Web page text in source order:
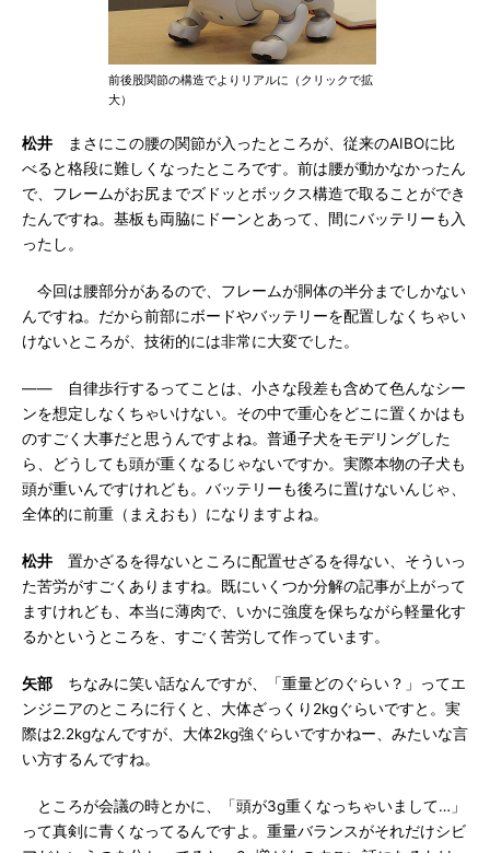
前後股関節の構造でよりリアルに（クリックで拡
大）
松井 まさにこの腰の関節が入ったところが、従来のAIBOに比
べると格段に難しくなったところです。前は腰が動かなかったん
で、フレームがお尻までズドッとボックス構造で取ることができ
たんですね。基板も両脇にドーンとあって、間にバッテリーも入
ったし。
今回は腰部分があるので、フレームが胴体の半分までしかない
んですね。だから前部にボードやバッテリーを配置しなくちゃい
けないところが、技術的には非常に大変でした。
―― 自律歩行するってことは、小さな段差も含めて色んなシー
ンを想定しなくちゃいけない。その中で重心をどこに置くかはも
のすごく大事だと思うんですよね。普通子犬をモデリングした
ら、どうしても頭が重くなるじゃないですか。実際本物の子犬も
頭が重いんですけれども。バッテリーも後ろに置けないんじゃ、
全体的に前重（まえおも）になりますよね。
松井 置かざるを得ないところに配置せざるを得ない、そういっ
た苦労がすごくありますね。既にいくつか分解の記事が上がって
ますけれども、本当に薄肉で、いかに強度を保ちながら軽量化す
るかというところを、すごく苦労して作っています。
矢部 ちなみに笑い話なんですが、「重量どのぐらい？」ってエ
ンジニアのところに行くと、大体ざっくり2kgぐらいですと。実
際は2.2kgなんですが、大体2kg強ぐらいですかねー、みたいな言
い方するんですね。
ところが会議の時とかに、「頭が3g重くなっちゃいまして…」
って真剣に青くなってるんですよ。重量バランスがそれだけシビ